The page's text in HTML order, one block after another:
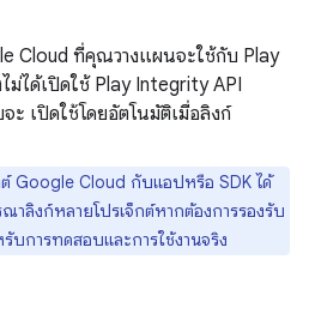
Cloud ที่คุณวางแผนจะใช้กับ Play
ม่ได้เปิดใช้ Play Integrity API
ะ เปิดใช้โดยอัตโนมัติเมื่อลิงก์
Google Cloud กับแอปหรือ SDK ได้
าลิงก์หลายโปรเจ็กต์หากต้องการรองรับ
บการทดสอบและการใช้งานจริง